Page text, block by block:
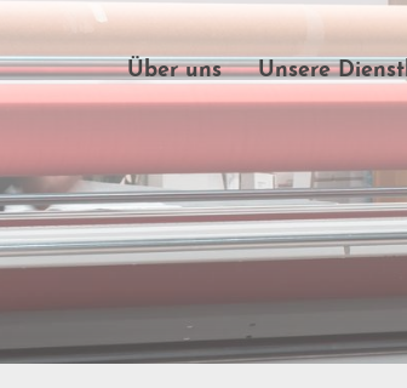
Über uns Unsere